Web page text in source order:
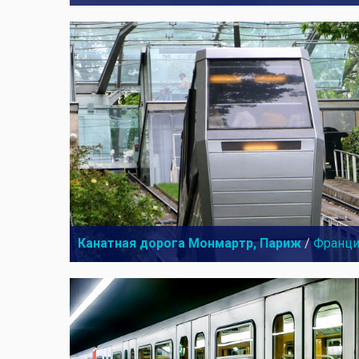
Канатная дорога Монмартр, Париж/